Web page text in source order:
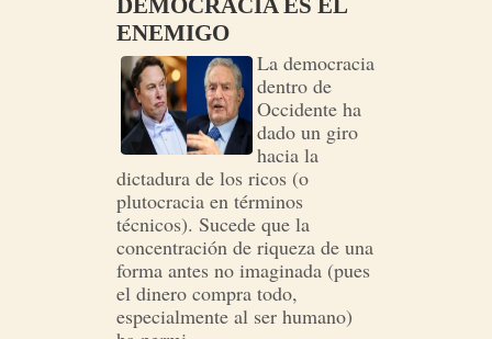
DEMOCRACIA ES EL
ENEMIGO
La democracia
dentro de
Occidente ha
dado un giro
hacia la
dictadura de los ricos (o
plutocracia en términos
técnicos). Sucede que la
concentración de riqueza de una
forma antes no imaginada (pues
el dinero compra todo,
especialmente al ser humano)